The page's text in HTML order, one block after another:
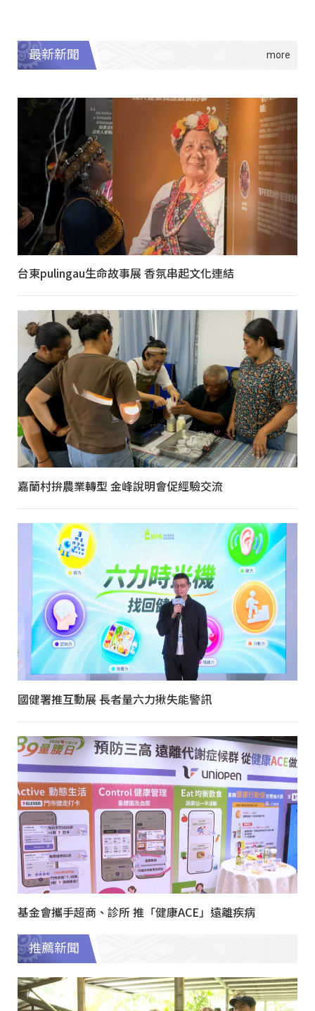
最新新聞
台東pulingau生命故事展 香氛串起文化連結
嘉蘭村拚農業轉型 金峰說明會促經驗交流
國健署推互動展 長者量六力揪失能警訊
基金會攜手超商、診所 推「健康ACE」遠離疾病
推薦新聞